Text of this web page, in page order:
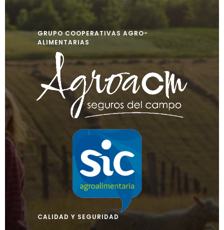
GRUPO COOPERATIVAS AGRO-
ALIMENTARIAS
CALIDAD Y SEGURIDAD